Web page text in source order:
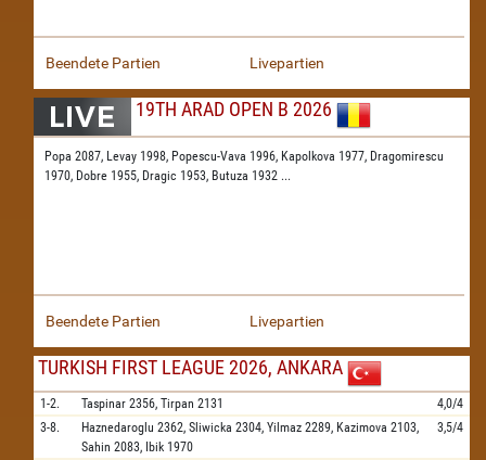
Beendete Partien Livepartien
19TH ARAD OPEN B 2026
Popa 2087, Levay 1998, Popescu-Vava 1996, Kapolkova 1977, Dragomirescu
1970, Dobre 1955, Dragic 1953, Butuza 1932 ...
Beendete Partien Livepartien
TURKISH FIRST LEAGUE 2026, ANKARA
1-2. Taspinar 2356, Tirpan 2131
4,0/4
3-8.
Haznedaroglu 2362, Sliwicka 2304, Yilmaz 2289, Kazimova 2103,
Sahin 2083, Ibik 1970
3,5/4